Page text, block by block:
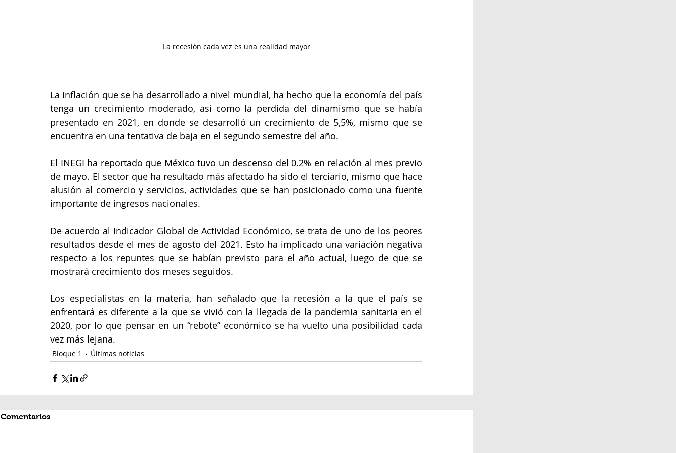
La recesión cada vez es una realidad mayor
La inflación que se ha desarrollado a nivel mundial, ha hecho que la economía del país
tenga un crecimiento moderado, así como la perdida del dinamismo que se había
presentado en 2021, en donde se desarrolló un crecimiento de 5,5%, mismo que se
encuentra en una tentativa de baja en el segundo semestre del año.
El INEGI ha reportado que México tuvo un descenso del 0.2% en relación al mes previo
de mayo. El sector que ha resultado más afectado ha sido el terciario, mismo que hace
alusión al comercio y servicios, actividades que se han posicionado como una fuente
importante de ingresos nacionales.
De acuerdo al Indicador Global de Actividad Económico, se trata de uno de los peores
resultados desde el mes de agosto del 2021. Esto ha implicado una variación negativa
respecto a los repuntes que se habían previsto para el año actual, luego de que se
mostrará crecimiento dos meses seguidos.
Los especialistas en la materia, han señalado que la recesión a la que el país se
enfrentará es diferente a la que se vivió con la llegada de la pandemia sanitaria en el
2020, por lo que pensar en un “rebote” económico se ha vuelto una posibilidad cada
vez más lejana.
Bloque 1 Últimas noticias
Comentarios